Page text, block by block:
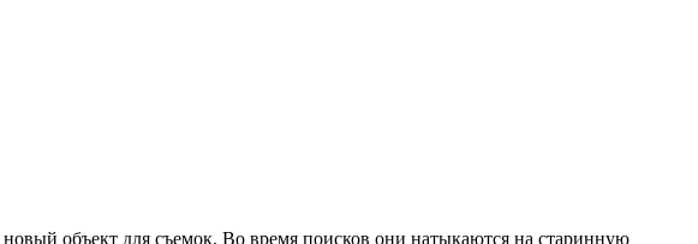
объект для съемок. Во время поисков они натыкаются на старинную